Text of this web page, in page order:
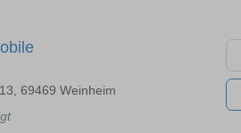
69469 Weinheim